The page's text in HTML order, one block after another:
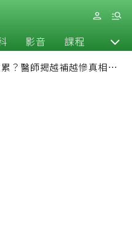
影音 課程 退休
？醫師揭越補越慘真相：